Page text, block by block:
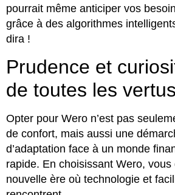
pourrait même anticiper vos
grâce à des algorithmes
dira !
Prudence et
de toutes les vertus
Opter pour Wero n’est pas
de confort, mais aussi une
d’adaptation face à un monde
rapide. En choisissant Wero,
nouvelle ère où technologie et